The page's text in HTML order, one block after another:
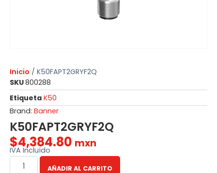
Inicio / K50FAPT2GRYF2Q
SKU800288
Etiqueta K50
Brand: Banner
K50FAPT2GRYF2Q
$4,384.80 mxn
IVA Incluído
AÑADIR AL CARRITO